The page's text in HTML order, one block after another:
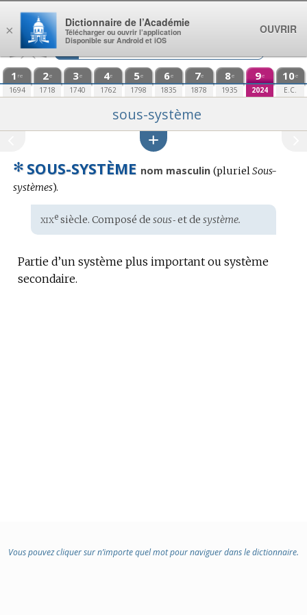
Aller au contenu
1 re
1694
2e
1718
3e
1740
4e
1762
5e
1798
6e
1835
7e
1878
8e
1935
9e
2024
10e
E.C.
sous-système
✻ SOUS-SYSTÈME nom masculin (plurielSous-
systèmes).
Étymologie
:
xixesiècle. Composé de sous‑et de système.
Partie d’un système plus important ou système
secondaire.
Vous pouvez cliquer sur n’importe quel mot pour naviguer dans le dictionnaire.
×
Dictionnaire de l’Académie
Télécharger ou ouvrir l’application
Disponible sur Android et iOS
OUVRIR